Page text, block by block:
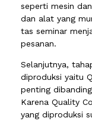
seperti mesin
dan alat yang
tas seminar
pesanan.
Selanjutnya,
diproduksi yaitu
penting
Karena Quality
yang diproduksi